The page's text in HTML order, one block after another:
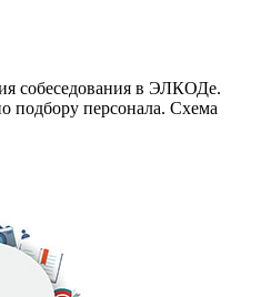
собеседования в ЭЛКОДе.
подбору персонала. Схема